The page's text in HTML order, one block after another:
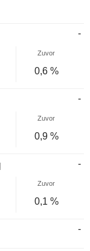
-
Zuvor
0,6 %
-
Zuvor
0,9 %
-
Zuvor
0,1 %
-